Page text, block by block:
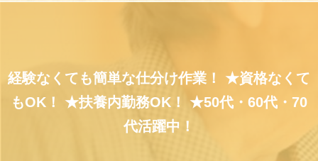
経験なくても簡単な仕分け作業！
★資格なくて
もOK！
★扶養内勤務OK！
★50代・60代・70
代活躍中！